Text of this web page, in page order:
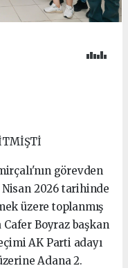
görevden
Nisan 2026 tarihinde
üzere toplanmış
Boyraz başkan
AK Parti adayı
Adana 2.